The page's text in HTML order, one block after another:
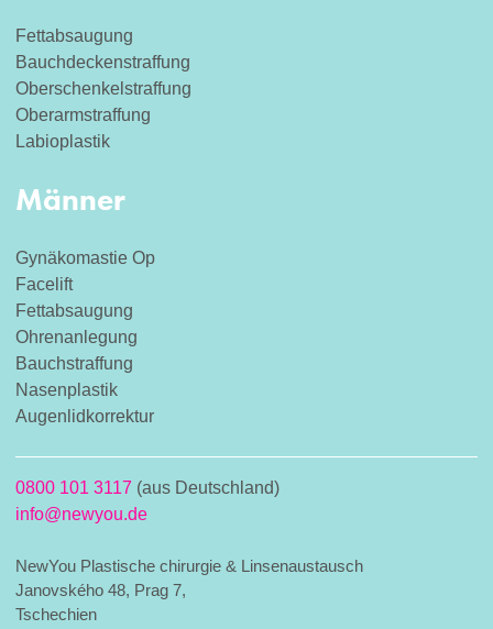
Fettabsaugung
Bauchdeckenstraffung
Oberschenkelstraffung
Oberarmstraffung
Labioplastik
Männer
Gynäkomastie Op
Facelift
Fettabsaugung
Ohrenanlegung
Bauchstraffung
Nasenplastik
Augenlidkorrektur
0800 101 3117 (aus Deutschland)
info@newyou.de
NewYou Plastische chirurgie & Linsenaustausch
Janovského 48, Prag 7,
Tschechien